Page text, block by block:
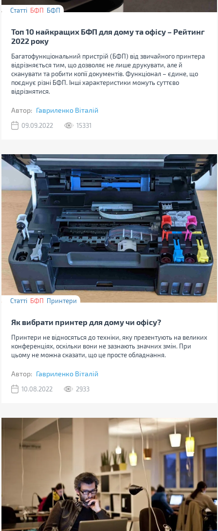
Статті БФП БФП
Топ 10 найкращих БФП для дому та офісу – Рейтинг
2022 року
Багатофункціональний пристрій (БФП) від звичайного принтера
відрізняється тим, що дозволяє не лише друкувати, але й
сканувати та робити копії документів. Функціонал – єдине, що
поєднує різні БФП. Інші характеристики можуть суттєво
відрізнятися.
Автор: Гавриленко Віталій
09.09.2022 15331
Статті БФП Принтери
Як вибрати принтер для дому чи офісу?
Принтери не відносяться до техніки, яку презентують на великих
конференціях, оскільки вони не зазнають значних змін. При
цьому не можна сказати, що це просте обладнання.
Автор: Гавриленко Віталій
10.08.2022 2933